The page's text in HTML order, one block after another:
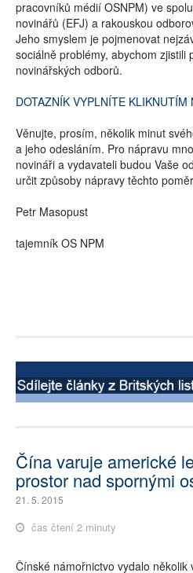
pracovníků médií OSNPM) ve
novinářů (EFJ) a rakouskou
Jeho smyslem je pojmenovat
sociálně problémy, abychom zjistili
novinářských odborů.
DOTAZNÍK VYPLNÍTE KLIKNUTÍM
Věnujte, prosím, několik minut
a jeho odesláním. Pro nápravu
novináři a vydavateli budou Vaše
určit způsoby nápravy těchto
Petr Masopust
tajemník OS NPM
Čína varuje americké
prostor nad spornými
21. 5. 2015
čas čtení 2 minuty
Čínské námořnictvo vydalo několik